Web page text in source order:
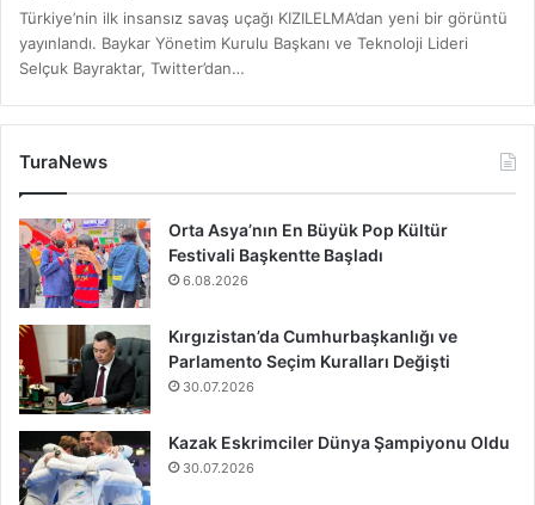
Türkiye’nin ilk insansız savaş uçağı KIZILELMA’dan yeni bir görüntü
yayınlandı. Baykar Yönetim Kurulu Başkanı ve Teknoloji Lideri
Selçuk Bayraktar, Twitter’dan…
TuraNews
Orta Asya’nın En Büyük Pop Kültür
Festivali Başkentte Başladı
6.08.2026
Kırgızistan’da Cumhurbaşkanlığı ve
Parlamento Seçim Kuralları Değişti
30.07.2026
Kazak Eskrimciler Dünya Şampiyonu Oldu
30.07.2026